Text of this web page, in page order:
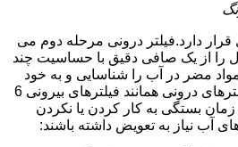
قرار دارد.فیلتر درونی مرحله دوم می
را از یک صافی دقیق با حساسیت چند
مضر در آب را شناسایی و به خود
جذب نماید.زمان تعویض فیلترهای درونی همانند فیلترهای بیرونی 6
زمان بستگی به کار کردن یا نکردن
آب نیاز به تعویض داشته باشند: